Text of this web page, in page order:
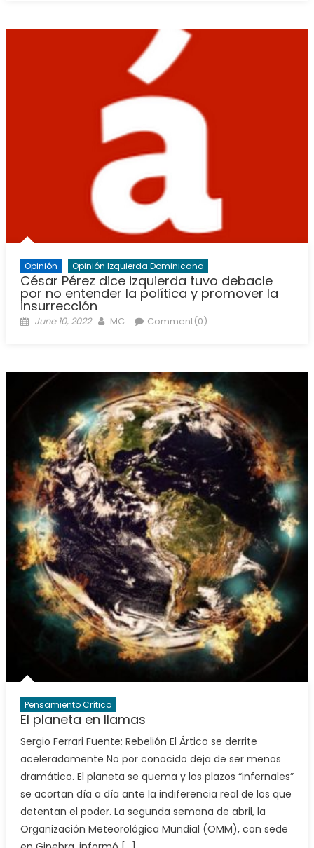
Opinión Opinión Izquierda Dominicana
César Pérez dice izquierda tuvo debacle
por no entender la política y promover la
insurrección
Posted
June 10, 2022 Author
MC Comment(0)
Pensamiento Crítico
El planeta en llamas
Sergio Ferrari Fuente: Rebelión El Ártico se derrite
aceleradamente No por conocido deja de ser menos
dramático. El planeta se quema y los plazos “infernales”
se acortan día a día ante la indiferencia real de los que
detentan el poder. La segunda semana de abril, la
Organización Meteorológica Mundial (OMM), con sede